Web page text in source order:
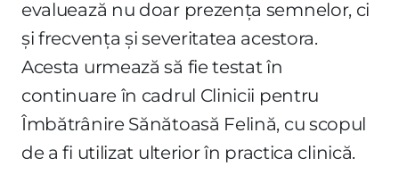
evaluează nu doar prezența semnelor, ci
și frecvența și severitatea acestora.
Acesta urmează să fie testat în
continuare în cadrul Clinicii pentru
Îmbătrânire Sănătoasă Felină, cu scopul
de a fi utilizat ulterior în practica clinică.